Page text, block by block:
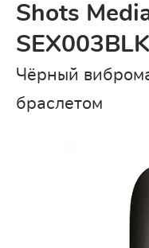
Shots
SEX003BLK
Чёрный
браслетом